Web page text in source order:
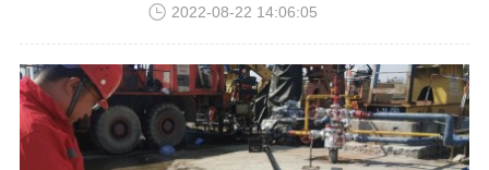
2022-08-22 14:06:05